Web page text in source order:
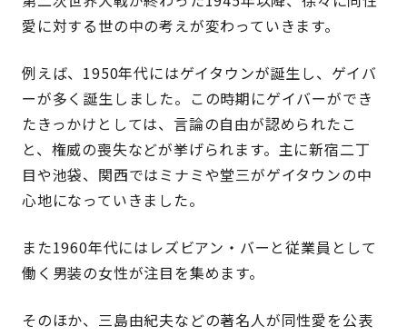
愛に対する世の中の考えが変わっていきます。
例えば、1950年代にはゲイタウンが誕生し、ゲイバ
ーが多く誕生しました。この時期にゲイバーができ
たきっかけとしては、言論の自由が認められたこ
と、権威の喪失などが挙げられます。主に新宿二丁
目や池袋、関西ではミナミや堂三がゲイタウンの中
心地になっていきました。
また1960年代にはレズビアン・バーと従業員として
働く男装の女性が注目を集めます。
そのほか、三島由紀夫などの著名人が同性愛を公表